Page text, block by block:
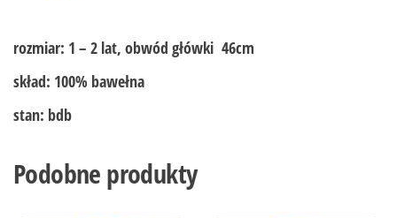
rozmiar: 1 – 2 lat, obwód główki 46cm
skład: 100% bawełna
stan: bdb
Podobne produkty